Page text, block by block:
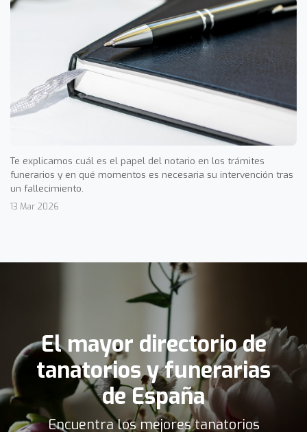
Te explicamos cuál es el papel del notario en los trámites
funerarios y en qué momentos es necesaria su intervención tras
un fallecimiento.
13 Mar 2026
El mayor directorio de
tanatorios y funerarias
de España
Encuentra los mejores tanatorios